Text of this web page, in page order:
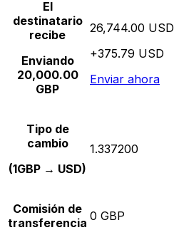
El
destinatario
recibe
Enviando
20,000.00
GBP
26,744.00 USD
+375.79 USD
Enviar ahora
Tipo de
cambio
(1GBP → USD)
1.337200
Comisión de
transferencia 0 GBP